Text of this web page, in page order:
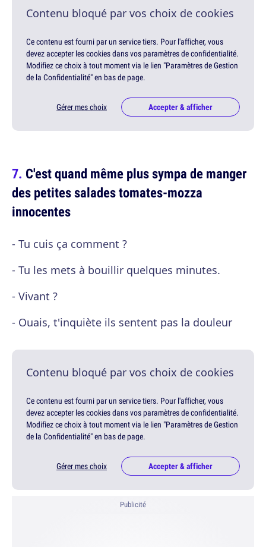
Contenu bloqué par vos choix de cookies
Ce contenu est fourni par un service tiers. Pour l'afficher, vous
devez accepter les cookies dans vos paramètres de confidentialité.
Modifiez ce choix à tout moment via le lien "Paramètres de Gestion
de la Confidentialité" en bas de page.
Gérer mes choix Accepter & afficher
C'est quand même plus sympa de manger
des petites salades tomates-mozza
innocentes
- Tu cuis ça comment ?
- Tu les mets à bouillir quelques minutes.
- Vivant ?
- Ouais, t'inquiète ils sentent pas la douleur
Contenu bloqué par vos choix de cookies
Ce contenu est fourni par un service tiers. Pour l'afficher, vous
devez accepter les cookies dans vos paramètres de confidentialité.
Modifiez ce choix à tout moment via le lien "Paramètres de Gestion
de la Confidentialité" en bas de page.
Gérer mes choix Accepter & afficher
Publicité